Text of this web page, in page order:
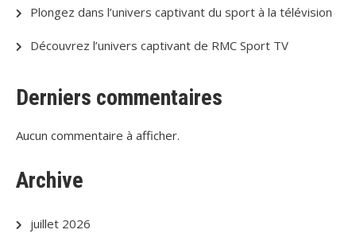
Plongez dans l’univers captivant du sport à la télévision
Découvrez l’univers captivant de RMC Sport TV
Derniers commentaires
Aucun commentaire à afficher.
Archive
juillet 2026